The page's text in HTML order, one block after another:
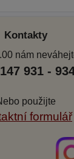
Kontakty
nám
931 -
použijte
formulář